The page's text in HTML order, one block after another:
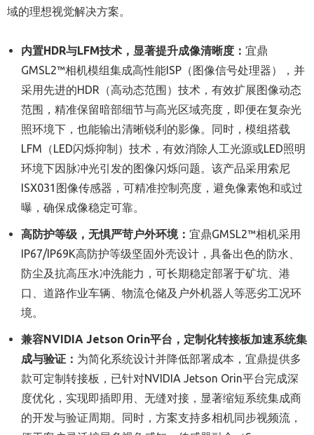
域的理想视觉解决方案。
内置HDR与LFM技术，显著提升成像清晰度： 宜鼎
GMSL2™相机模组集成高性能ISP（图像信号处理器），并
采用先进的HDR（高动态范围）技术，有效扩展图像动态
范围，精准保留暗部细节与高光区域亮度，即便在复杂光
照环境下，也能输出清晰锐利的影像。同时，模组搭载
LFM（LED闪烁抑制）技术，有效消除人工光源或LED照明
环境下因脉冲光引发的图像闪烁问题。该产品采用索尼
ISX031图像传感器，可精准控制亮度，避免像素饱和或过
曝，确保成像稳定可靠。
高防护等级，无惧严苛户外环境： 宜鼎GMSL2™相机采用
IP67/IP69K高防护等级坚固外壳设计，具备出色的防水、
防尘及抗高压水冲洗能力，可长期稳定部署于矿坑、港
口、道路作业车辆、物流仓储及户外机器人等恶劣工况环
境。
兼容NVIDIA Jetson Orin平台，定制化转接板加速系统集
成与验证： 为简化系统设计并降低部署成本，宜鼎提供多
款可定制转接板，已针对NVIDIA Jetson Orin平台完成深
度优化，实现即插即用、无缝对接，显著缩短系统集成商
的开发与验证周期。同时，方案支持多相机同步视频流，